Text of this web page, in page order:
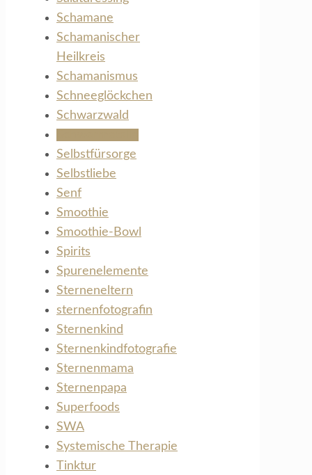
Schamane
Schamanischer
Heilkreis
Schamanismus
Schneeglöckchen
Schwarzwald
Selbstfürsorge
Selbstliebe
Senf
Smoothie
Smoothie-Bowl
Spirits
Spurenelemente
Sterneneltern
sternenfotografin
Sternenkind
Sternenkindfotografie
Sternenmama
Sternenpapa
Superfoods
SWA
Systemische Therapie
Tinktur